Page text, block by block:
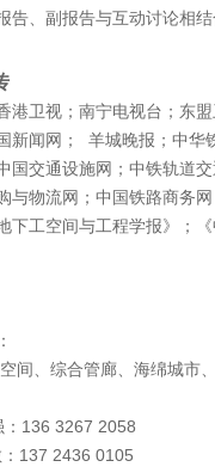
告、副报告与互动讨论相结
港卫视；南宁电视台；东
新闻网； 羊城晚报；中华
国交通设施网；中铁轨道
与物流网；中国铁路商务
下工空间与工程学报》；《
间、综合管廊、海绵城市
：136 3267 2058
2436 0105